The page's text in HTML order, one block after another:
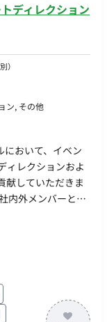
ディレクション
）
ン, その他
おいて、イベン
ィレクションおよ
献していただきま
内外メンバーと連
関わるデザイン
クリエイティブ
工程：実装・テス
クション業務）】
管理 ・制作物の最
実装・テスト